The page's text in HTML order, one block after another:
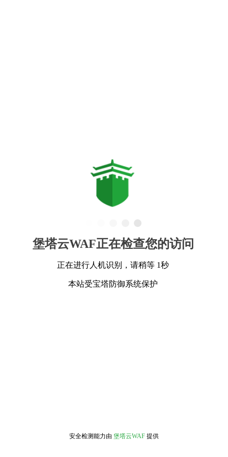
堡塔云WAF正在检查您的访问
正在进行人机识别，请稍等 1秒
本站受宝塔防御系统保护
安全检测能力由 堡塔云WAF 提供